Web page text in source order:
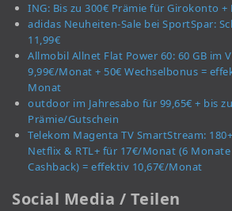
ING: Bis zu 300€ Prämie für Girokonto
adidas Neuheiten-Sale bei SportSpar:
11,99€
Allmobil Allnet Flat Power 60: 60 GB im
9,99€/Monat + 50€ Wechselbonus =
Monat
outdoor im Jahresabo für 99,65€ + bis
Prämie/Gutschein
Telekom Magenta TV SmartStream:
Netflix & RTL+ für 17€/Monat (6
Cashback) = effektiv 10,67€/Monat
Social Media / Teilen